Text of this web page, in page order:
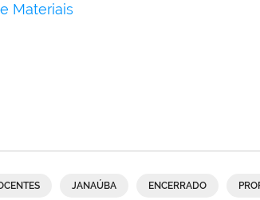
Materiais
JANAÚBA ENCERRADO